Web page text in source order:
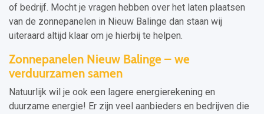
of bedrijf. Mocht je vragen hebben over het laten plaatsen
van de zonnepanelen in Nieuw Balinge dan staan wij
uiteraard altijd klaar om je hierbij te helpen.
Zonnepanelen Nieuw Balinge – we
verduurzamen samen
Natuurlijk wil je ook een lagere energierekening en
duurzame energie! Er zijn veel aanbieders en bedrijven die